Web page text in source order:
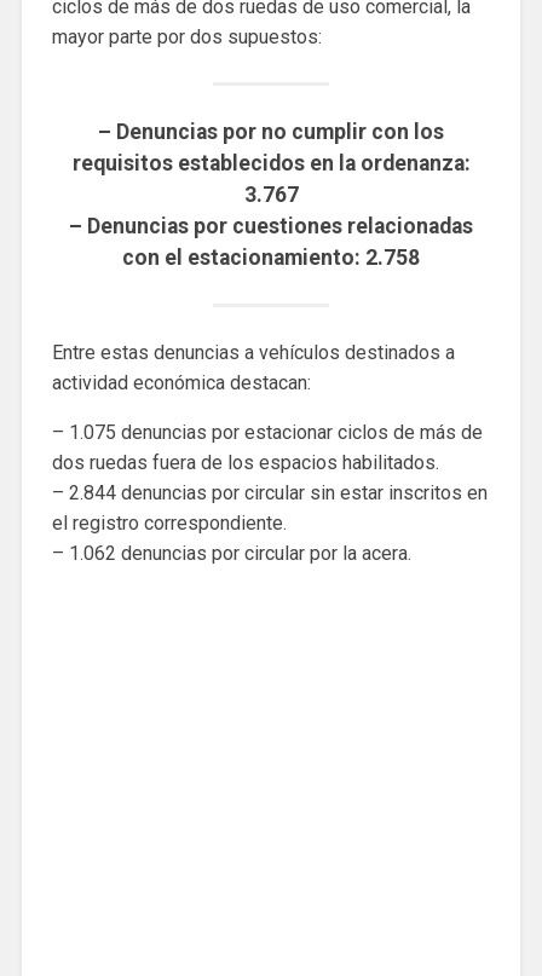
ciclos de más de dos ruedas de uso comercial, la
mayor parte por dos supuestos:
– Denuncias por no cumplir con los
requisitos establecidos en la ordenanza:
3.767
– Denuncias por cuestiones relacionadas
con el estacionamiento: 2.758
Entre estas denuncias a vehículos destinados a
actividad económica destacan:
– 1.075 denuncias por estacionar ciclos de más de
dos ruedas fuera de los espacios habilitados.
– 2.844 denuncias por circular sin estar inscritos en
el registro correspondiente.
– 1.062 denuncias por circular por la acera.